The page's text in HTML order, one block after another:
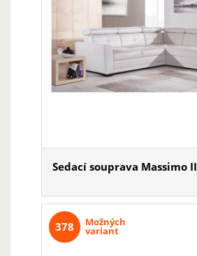
Sedací souprava Massimo II
Možných
variant
378